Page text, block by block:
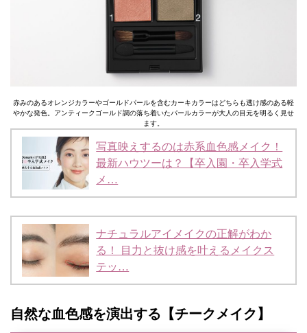
赤みのあるオレンジカラーやゴールドパールを含むカーキカラーはどちらも透け感のある軽
やかな発色。アンティークゴールド調の落ち着いたパールカラーが大人の目元を明るく見せ
ます。
写真映えするのは赤系血色感メイク！
最新ハウツーは？【卒入園・卒入学式
メ…
ナチュラルアイメイクの正解がわか
る！ 目力と抜け感を叶えるメイクス
テッ…
自然な血色感を演出する【チークメイク】